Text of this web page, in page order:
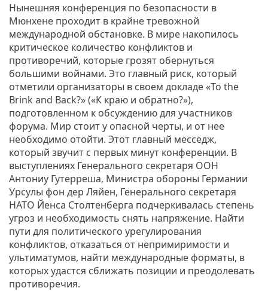
Нынешняя конференция по безопасности в
Мюнхене проходит в крайне тревожной
международной обстановке. В мире накопилось
критическое количество конфликтов и
противоречий, которые грозят обернуться
большими войнами. Это главный риск, который
отметили организаторы в своем докладе «To the
Brink and Back?» («К краю и обратно?»),
подготовленном к обсуждению для участников
форума. Мир стоит у опасной черты, и от нее
необходимо отойти. Этот главный месседж,
который звучит с первых минут конференции. В
выступлениях Генерального секретаря ООН
Антониу Гутерреша, Министра обороны Германии
Урсулы фон дер Ляйен, Генерального секретаря
НАТО Йенса Столтенберга подчеркивалась степень
угроз и необходимость снять напряжение. Найти
пути для политического урегулирования
конфликтов, отказаться от непримиримости и
ультиматумов, найти международные форматы, в
которых удастся сближать позиции и преодолевать
противоречия.